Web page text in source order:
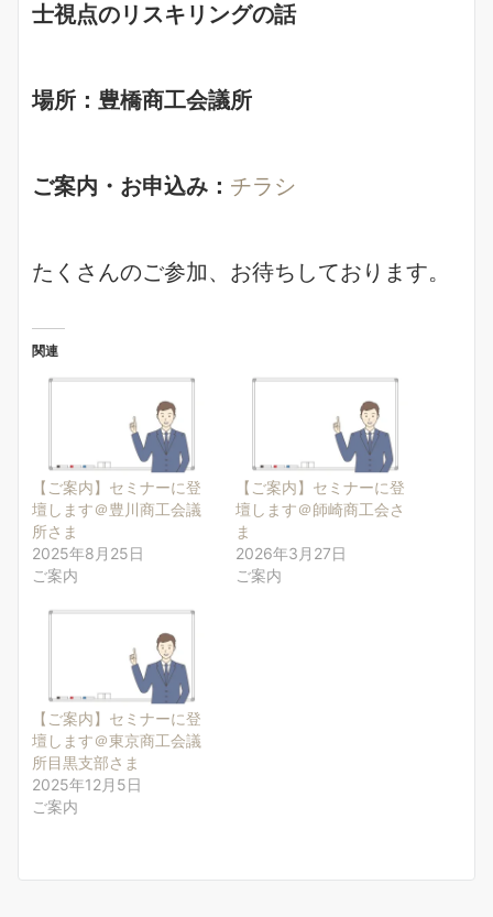
士視点のリスキリングの話
場所：豊橋商工会議所
ご案内・お申込み： チラシ
たくさんのご参加、お待ちしております。
関連
【ご案内】セミナーに登
壇します＠豊川商工会議
所さま
2025年8月25日
ご案内
【ご案内】セミナーに登
壇します＠師崎商工会さ
ま
2026年3月27日
ご案内
【ご案内】セミナーに登
壇します＠東京商工会議
所目黒支部さま
2025年12月5日
ご案内